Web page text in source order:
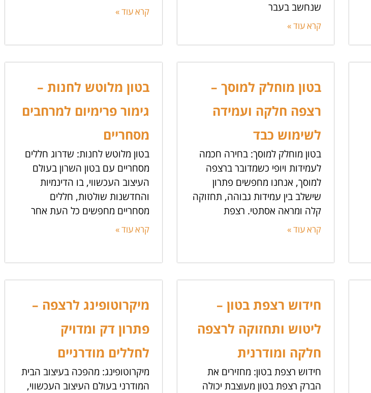
שנחשב בעבר
קרא עוד »
קרא עוד »
בטון מוחלק למוסך –
רצפה חלקה ועמידה
לשימוש כבד
בטון מוחלק למוסך: בחירה חכמה
לעמידות ויופי כשמדובר ברצפה
למוסך, אנחנו מחפשים פתרון
שישלב בין עמידות גבוהה, תחזוקה
קלה ומראה אסתטי. רצפת
קרא עוד »
בטון מלוטש לחנות –
גימור פרימיום למרחבים
מסחריים
בטון מלוטש לחנות: שדרוג חללים
מסחריים עם בטון השרון בעולם
העיצוב העכשווי, בו הדינמיות
והחדשנות שולטות, חללים
מסחריים מחפשים כל העת אחר
קרא עוד »
חידוש רצפת בטון –
ליטוש ותחזוקה לרצפה
חלקה ומודרנית
חידוש רצפת בטון: מחזירים את
הברק רצפת בטון מעוצבת יכולה
מיקרוטופינג לרצפה –
פתרון דק ומדויק
לחללים מודרניים
מיקרוטופינג: מהפכה בעיצוב הבית
המודרני בעולם העיצוב העכשווי,